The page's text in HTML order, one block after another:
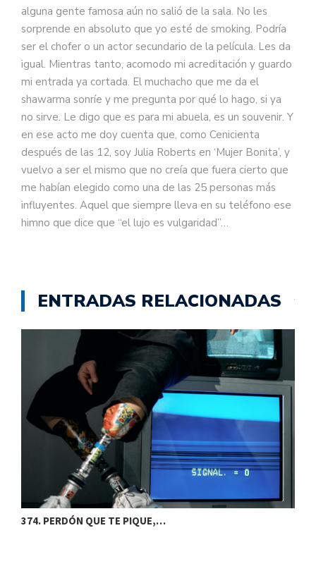
alguna gente famosa aún no salió de la sala. No les
sorprende en absoluto que yo esté de smoking. Podría
ser el chofer o un actor secundario de la película. Les da
igual. Mientras tanto, acomodo mi acreditación y guardo
mi entrada ya cortada. El muchacho que me da el
shawarma sonríe y me pregunta por qué lo hago, si ya
no sirve. Le digo que es para mi abuela, es un souvenir. Y
en ese acto me doy cuenta que, como Cenicienta
después de las 12, soy Julia Roberts en ‘Mujer Bonita’, y
vuelvo a ser el mismo que no creía que fuera cierto que
me habían elegido como una de las 25 personas más
influyentes. Aquel que siempre lleva en su teléfono ese
himno que dice que “el lujo es vulgaridad”…
ENTRADAS RELACIONADAS
374. PERDÓN QUE TE PIQUE,…